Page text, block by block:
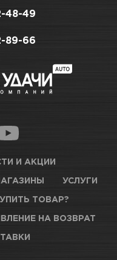
48-49
89-66
И АКЦИИ
УСЛУГИ
ТОВАР?
НА ВОЗВРАТ